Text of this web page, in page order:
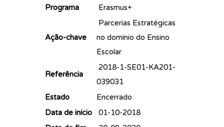
Programa
Erasmus+
Ação-chave
Parcerias Estratégicas
no domínio do Ensino
Escolar
Referência
2018-1-SE01-KA201-
039031
Estado
Encerrado
Data de início
01-10-2018